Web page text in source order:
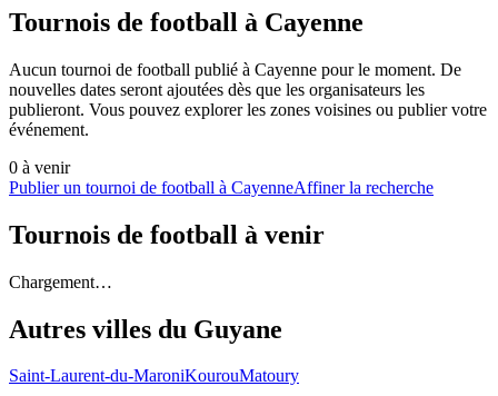
Tournois de football à Cayenne
Aucun tournoi de football publié à Cayenne pour le moment. De
nouvelles dates seront ajoutées dès que les organisateurs les
publieront. Vous pouvez explorer les zones voisines ou publier votre
événement.
0 à venir
Publier un tournoi de football à CayenneAffiner la recherche
Tournois de football à venir
Chargement…
Autres villes du Guyane
Saint-Laurent-du-MaroniKourouMatoury